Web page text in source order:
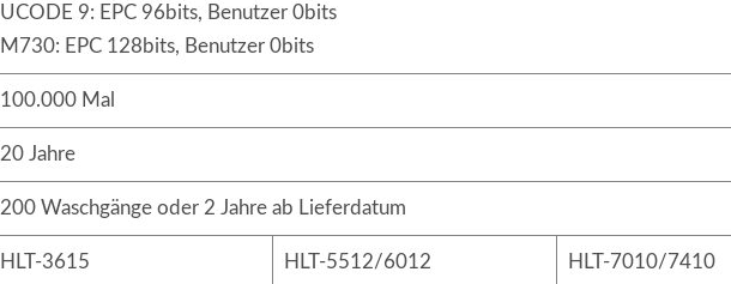
UCODE 9: EPC 96bits, Benutzer 0bits
M730: EPC 128bits, Benutzer 0bits
100.000 Mal
20 Jahre
200 Waschgänge oder 2 Jahre ab Lieferdatum
HLT-3615 HLT-5512/6012 HLT-7010/7410